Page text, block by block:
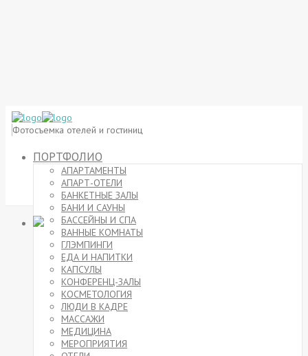
Фотосъемка отелей и гостиниц
ПОРТФОЛИО
АПАРТАМЕНТЫ
АПАРТ-ОТЕЛИ
БАНКЕТНЫЕ ЗАЛЫ
БАНИ И САУНЫ
БАССЕЙНЫ И СПА
ВАННЫЕ КОМНАТЫ
ГЛЭМПИНГИ
ЕДА И НАПИТКИ
КАПСУЛЫ
КОНФЕРЕНЦ-ЗАЛЫ
КОСМЕТОЛОГИЯ
ЛЮДИ В КАДРЕ
МАССАЖИ
МЕДИЦИНА
МЕРОПРИЯТИЯ